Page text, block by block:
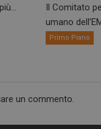
Il Comitato
umano
Primo Piano
un commento.
tracking-named-